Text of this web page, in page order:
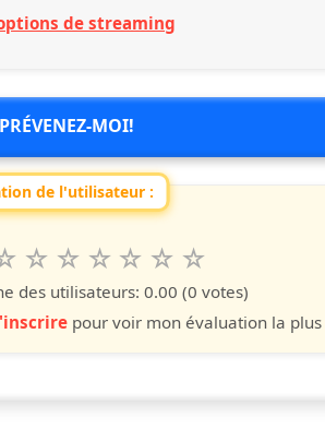
de streaming
PRÉVENEZ-MOI!
de l'utilisateur :
spettacolo da 1 a 10
10
étoiles
9
étoiles
8
étoiles
7
étoiles
6
étoiles
5
des utilisateurs: 0.00 (0 votes)
pour voir mon évaluation la plus